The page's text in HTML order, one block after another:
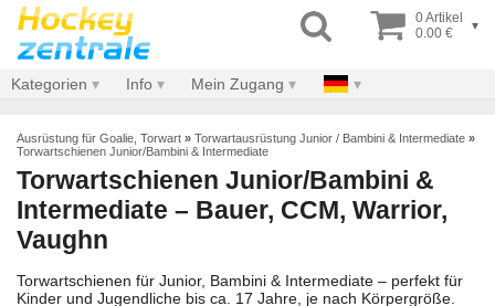
0 Artikel
0.00 €
▾
Kategorien Info Mein Zugang
Ausrüstung für Goalie, Torwart » Torwartausrüstung Junior / Bambini & Intermediate »
Torwartschienen Junior/Bambini & Intermediate
Torwartschienen Junior/Bambini &
Intermediate – Bauer, CCM, Warrior,
Vaughn
Torwartschienen für Junior, Bambini & Intermediate – perfekt für
Kinder und Jugendliche bis ca. 17 Jahre, je nach Körpergröße.